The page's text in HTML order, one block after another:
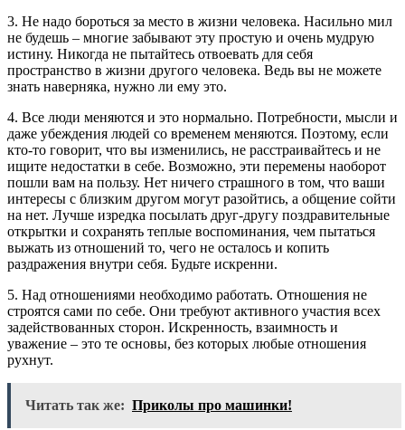
3. Не надо бороться за место в жизни человека. Насильно мил
не будешь – многие забывают эту простую и очень мудрую
истину. Никогда не пытайтесь отвоевать для себя
пространство в жизни другого человека. Ведь вы не можете
знать наверняка, нужно ли ему это.
4. Все люди меняются и это нормально. Потребности, мысли и
даже убеждения людей со временем меняются. Поэтому, если
кто-то говорит, что вы изменились, не расстраивайтесь и не
ищите недостатки в себе. Возможно, эти перемены наоборот
пошли вам на пользу. Нет ничего страшного в том, что ваши
интересы с близким другом могут разойтись, а общение сойти
на нет. Лучше изредка посылать друг-другу поздравительные
открытки и сохранять теплые воспоминания, чем пытаться
выжать из отношений то, чего не осталось и копить
раздражения внутри себя. Будьте искренни.
5. Над отношениями необходимо работать. Отношения не
строятся сами по себе. Они требуют активного участия всех
задействованных сторон. Искренность, взаимность и
уважение – это те основы, без которых любые отношения
рухнут.
Читать так же: Приколы про машинки!